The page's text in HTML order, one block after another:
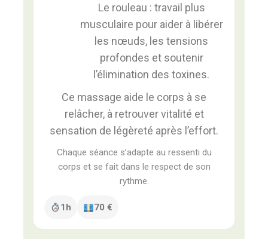
Le rouleau : travail plus
musculaire pour aider à libérer
les nœuds, les tensions
profondes et soutenir
l’élimination des toxines.
Ce massage aide le corps à se
relâcher, à retrouver vitalité et
sensation de légèreté après l’effort.
Chaque séance s’adapte au ressenti du
corps et se fait dans le respect de son
rythme.
1h 70 €